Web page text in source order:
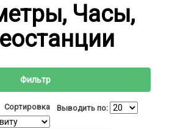
Акции и скидки
Часы,
Фильтр
Сортировка Выводить по: